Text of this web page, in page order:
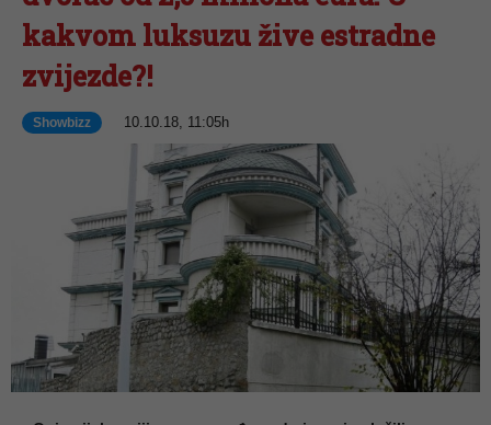
kakvom luksuzu žive estradne
zvijezde?!
Showbizz 10.10.18, 11:05h